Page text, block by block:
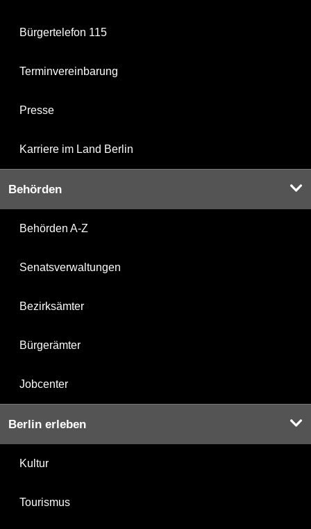
Bürgertelefon 115
Terminvereinbarung
Presse
Karriere im Land Berlin
Behörden
Behörden A-Z
Senatsverwaltungen
Bezirksämter
Bürgerämter
Jobcenter
Berlin erleben
Kultur
Tourismus